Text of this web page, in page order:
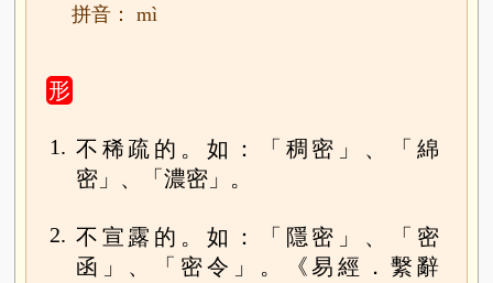
拼音： mì
形
1. 不稀疏的。如：「稠密」、「綿
密」、「濃密」。
2. 不宣露的。如：「隱密」、「密
函」、「密令」。《易經．繫辭